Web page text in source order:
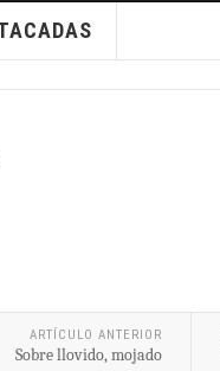
ARTÍCULO ANTERIOR
Sobre llovido, mojado